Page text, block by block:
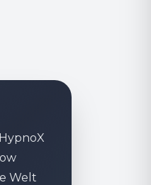
Welt